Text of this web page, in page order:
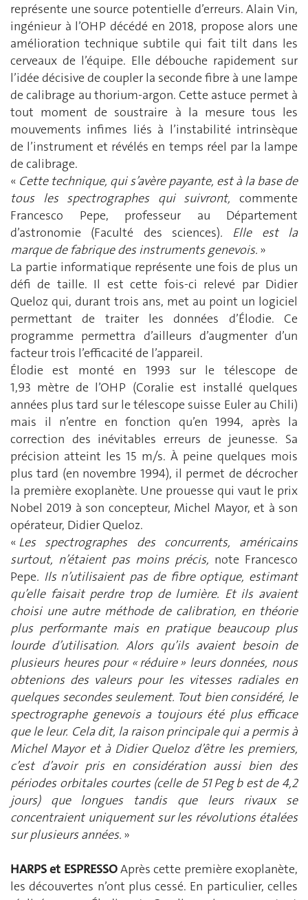
représente une source potentielle d’erreurs. Alain Vin,
ingénieur à l’OHP décédé en 2018, propose alors une
amélioration technique subtile qui fait tilt dans les
cerveaux de l’équipe. Elle débouche rapidement sur
l’idée décisive de coupler la seconde fibre à une lampe
de calibrage au thorium-argon. Cette astuce permet à
tout moment de soustraire à la mesure tous les
mouvements infimes liés à l’instabilité intrinsèque
de l’instrument et révélés en temps réel par la lampe
de calibrage.
« Cette technique, qui s’avère payante, est à la base de
tous les spectro­graphes qui suivront, commente
Francesco Pepe, professeur au Département
d’astronomie (Faculté des sciences). Elle est la
marque de fabrique des instruments genevois. »
La partie informatique représente une fois de plus un
défi de taille. Il est cette fois-ci relevé par Didier
Queloz qui, durant trois ans, met au point un logiciel
permettant de traiter les données d’Élodie. Ce
programme permettra d’ailleurs d’augmenter d’un
facteur trois l’efficacité de l’appareil.
Élodie est monté en 1993 sur le télescope de
1,93 mètre de l’OHP (Coralie est installé quelques
années plus tard sur le télescope suisse Euler au Chili)
mais il n’entre en fonction qu’en 1994, après la
correction des inévitables erreurs de jeunesse. Sa
précision atteint les 15 m/s. À peine quelques mois
plus tard (en novembre 1994), il permet de décrocher
la première exoplanète. Une prouesse qui vaut le prix
Nobel 2019 à son concepteur, Michel Mayor, et à son
opérateur, Didier Queloz.
« Les spectrographes des concurrents, américains
surtout, n’étaient pas moins précis, note Francesco
Pepe. Ils n’utilisaient pas de fibre optique, estimant
qu’elle faisait perdre trop de lumière. Et ils avaient
choisi une autre méthode de calibration, en théorie
plus performante mais en pratique beaucoup plus
lourde d’utilisation. Alors qu’ils avaient besoin de
plusieurs heures pour « réduire » leurs données, nous
obtenions des valeurs pour les vitesses radiales en
quelques secondes seulement. Tout bien considéré, le
spectrographe genevois a toujours été plus efficace
que le leur. Cela dit, la raison principale qui a permis à
Michel Mayor et à Didier Queloz d’être les premiers,
c’est d’avoir pris en considération aussi bien des
périodes orbitales courtes (celle de 51 Peg b est de 4,2
jours) que longues tandis que leurs rivaux se
concentraient uniquement sur les révolutions étalées
sur plusieurs années. »
HARPS et ESPRESSOAprès cette première exoplanète,
les découvertes n’ont plus cessé. En particulier, celles